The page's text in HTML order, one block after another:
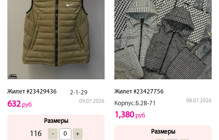
Жилет #23429436 2-1-29
09.07.2026
632руб
Размеры
116 - +
Жилет #23427756
Корпус.Б.2В-71
08.07.2026
1,380руб
Размеры